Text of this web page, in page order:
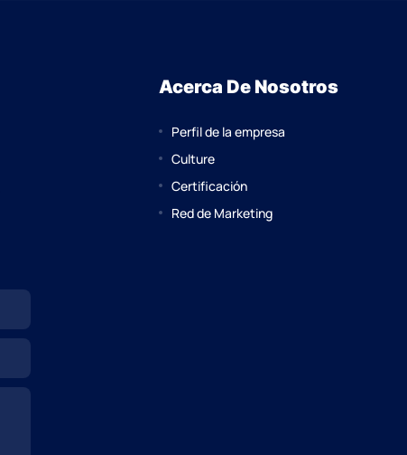
Acerca De Nosotros
Perfil de la empresa
Culture
Certificación
Red de Marketing